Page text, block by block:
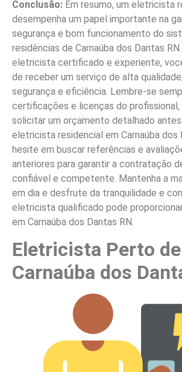
Conclusão: Em resumo, um eletricista
desempenha um papel importante na
segurança e bom funcionamento do
residências de Carnaúba dos Dantas
eletricista certificado e experiente,
de receber um serviço de alta
segurança e eficiência. Lembre-se
certificações e licenças do profissional,
solicitar um orçamento detalhado
eletricista residencial em Carnaúba dos
hesite em buscar referências e
anteriores para garantir a contratação
confiável e competente. Mantenha a
em dia e desfrute da tranquilidade e
eletricista qualificado pode
em Carnaúba dos Dantas RN.
Eletricista Perto
Carnaúba dos